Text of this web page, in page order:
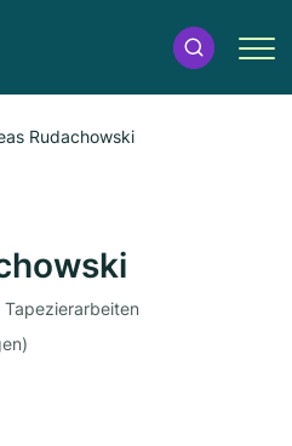
Rudachowski
Tapezierarbeiten